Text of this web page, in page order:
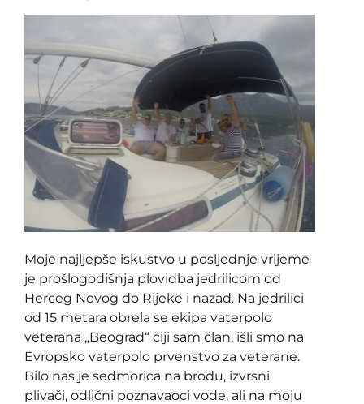
Moje najljepše iskustvo u posljednje vrijeme
je prošlogodišnja plovidba jedrilicom od
Herceg Novog do Rijeke i nazad. Na jedrilici
od 15 metara obrela se ekipa vaterpolo
veterana „Beograd“ čiji sam član, išli smo na
Evropsko vaterpolo prvenstvo za veterane.
Bilo nas je sedmorica na brodu, izvrsni
plivači, odlični poznavaoci vode, ali na moju